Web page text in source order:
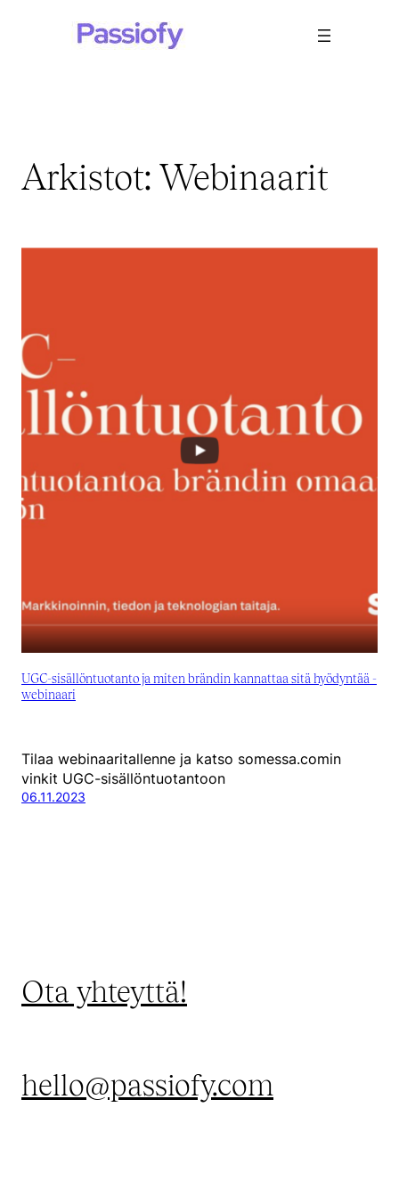
Arkistot: Webinaarit
UGC-sisällöntuotanto ja miten brändin kannattaa sitä hyödyntää -
webinaari
Tilaa webinaaritallenne ja katso somessa.comin
vinkit UGC-sisällöntuotantoon
06.11.2023
Ota yhteyttä!
hello@passiofy.com